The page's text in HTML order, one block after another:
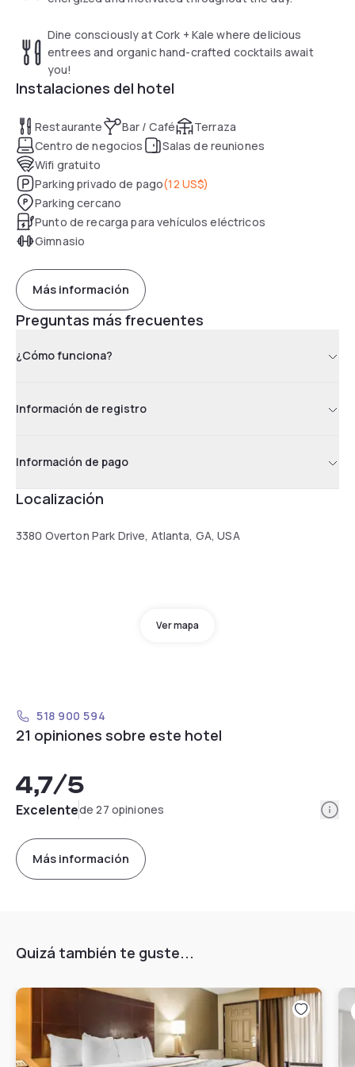
Dine consciously at Cork + Kale where delicious
entrees and organic hand-crafted cocktails await
you!
Instalaciones del hotel
Restaurante Bar / Café
Terraza
Centro de negocios
Salas de reuniones
Wifi gratuito
Parking privado de pago(12 US$)
Parking cercano
Punto de recarga para vehículos eléctricos
Gimnasio
Más información
Preguntas más frecuentes
¿Cómo funciona?
Información de registro
Información de pago
Localización
3380 Overton Park Drive, Atlanta, GA, USA
Ver mapa
518 900 594
21 opiniones sobre este hotel
4,7/5
Excelentede 27 opiniones
Más información
Quizá también te guste...